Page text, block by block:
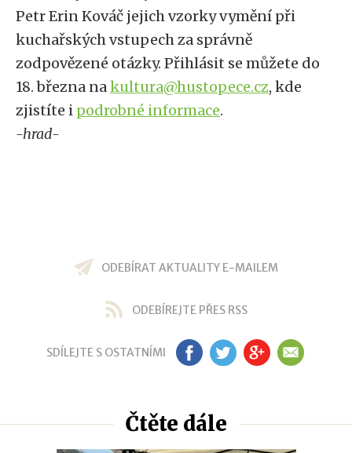
Petr Erin Kováč jejich vzorky vymění při
kuchařských vstupech za správně
zodpovězené otázky. Přihlásit se můžete do
18. března nakultura@hustopece.cz, kde
zjistíte i podrobné informace.
-hrad-
ODEBÍRAT AKTUALITY E-MAILEM
ODEBÍREJTE PŘES RSS
SDÍLEJTE S OSTATNÍMI FB TW GP EM
Čtěte dále